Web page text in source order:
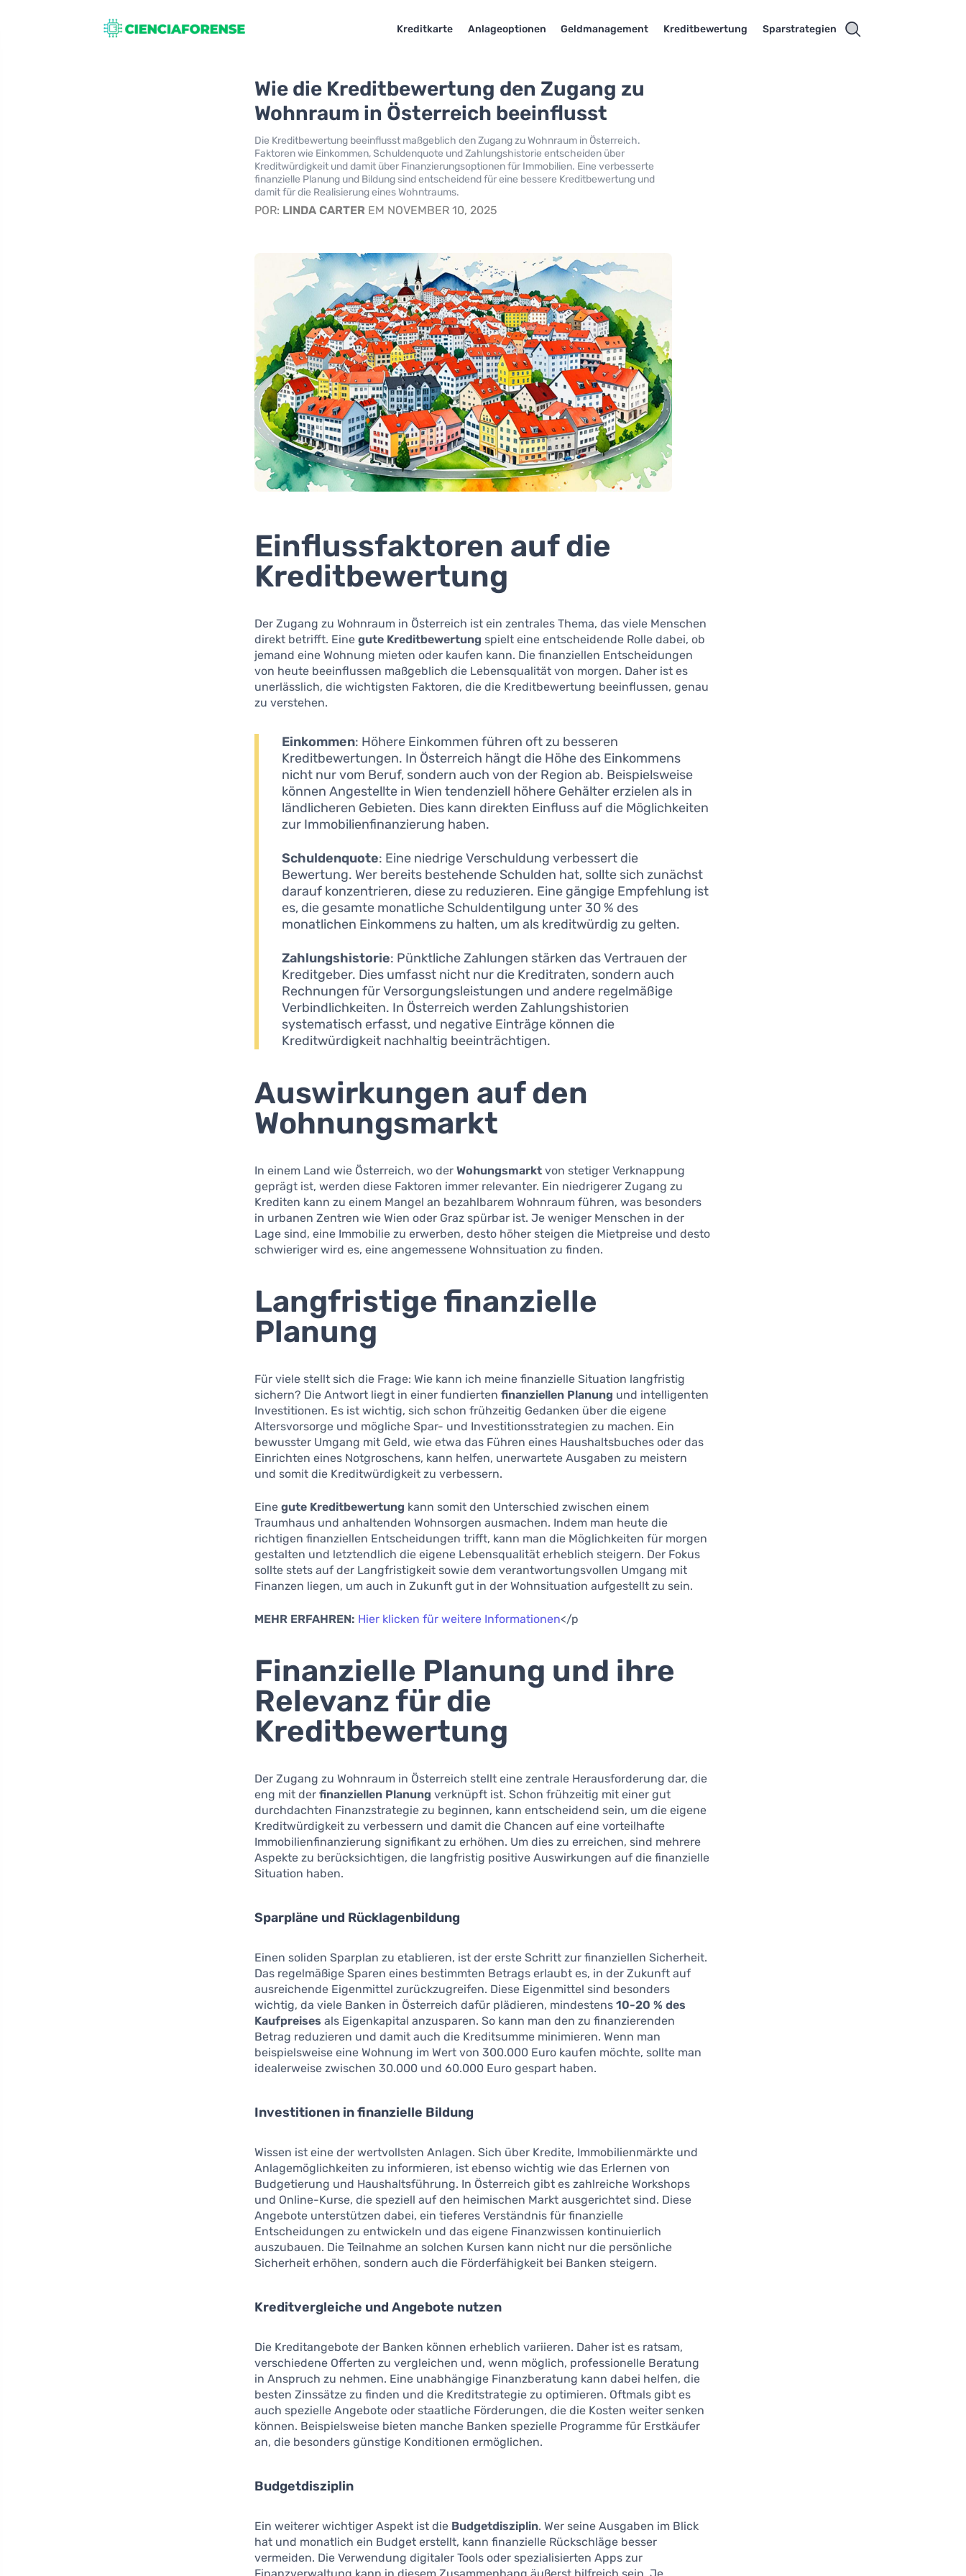
Kreditkarte Anlageoptionen Geldmanagement Kreditbewertung Sparstrategien
Wie die Kreditbewertung den Zugang zu
Wohnraum in Österreich beeinflusst
Die Kreditbewertung beeinflusst maßgeblich den Zugang zu Wohnraum in Österreich.
Faktoren wie Einkommen, Schuldenquote und Zahlungshistorie entscheiden über
Kreditwürdigkeit und damit über Finanzierungsoptionen für Immobilien. Eine verbesserte
finanzielle Planung und Bildung sind entscheidend für eine bessere Kreditbewertung und
damit für die Realisierung eines Wohntraums.
POR: LINDA CARTER EM NOVEMBER 10, 2025
Einflussfaktoren auf die
Kreditbewertung
Der Zugang zu Wohnraum in Österreich ist ein zentrales Thema, das viele Menschen
direkt betrifft. Einegute Kreditbewertung spielt eine entscheidende Rolle dabei, ob
jemand eine Wohnung mieten oder kaufen kann. Die finanziellen Entscheidungen
von heute beeinflussen maßgeblich die Lebensqualität von morgen. Daher ist es
unerlässlich, die wichtigsten Faktoren, die die Kreditbewertung beeinflussen, genau
zu verstehen.
Einkommen: Höhere Einkommen führen oft zu besseren
Kreditbewertungen. In Österreich hängt die Höhe des Einkommens
nicht nur vom Beruf, sondern auch von der Region ab. Beispielsweise
können Angestellte in Wien tendenziell höhere Gehälter erzielen als in
ländlicheren Gebieten. Dies kann direkten Einfluss auf die Möglichkeiten
zur Immobilienfinanzierung haben.
Schuldenquote: Eine niedrige Verschuldung verbessert die
Bewertung. Wer bereits bestehende Schulden hat, sollte sich zunächst
darauf konzentrieren, diese zu reduzieren. Eine gängige Empfehlung ist
es, die gesamte monatliche Schuldentilgung unter 30 % des
monatlichen Einkommens zu halten, um als kreditwürdig zu gelten.
Zahlungshistorie: Pünktliche Zahlungen stärken das Vertrauen der
Kreditgeber. Dies umfasst nicht nur die Kreditraten, sondern auch
Rechnungen für Versorgungsleistungen und andere regelmäßige
Verbindlichkeiten. In Österreich werden Zahlungshistorien
systematisch erfasst, und negative Einträge können die
Kreditwürdigkeit nachhaltig beeinträchtigen.
Auswirkungen auf den
Wohnungsmarkt
In einem Land wie Österreich, wo derWohungsmarkt von stetiger Verknappung
geprägt ist, werden diese Faktoren immer relevanter. Ein niedrigerer Zugang zu
Krediten kann zu einem Mangel an bezahlbarem Wohnraum führen, was besonders
in urbanen Zentren wie Wien oder Graz spürbar ist. Je weniger Menschen in der
Lage sind, eine Immobilie zu erwerben, desto höher steigen die Mietpreise und desto
schwieriger wird es, eine angemessene Wohnsituation zu finden.
Langfristige finanzielle
Planung
Für viele stellt sich die Frage: Wie kann ich meine finanzielle Situation langfristig
sichern? Die Antwort liegt in einer fundiertenfinanziellen Planung und intelligenten
Investitionen. Es ist wichtig, sich schon frühzeitig Gedanken über die eigene
Altersvorsorge und mögliche Spar- und Investitionsstrategien zu machen. Ein
bewusster Umgang mit Geld, wie etwa das Führen eines Haushaltsbuches oder das
Einrichten eines Notgroschens, kann helfen, unerwartete Ausgaben zu meistern
und somit die Kreditwürdigkeit zu verbessern.
Einegute Kreditbewertung kann somit den Unterschied zwischen einem
Traumhaus und anhaltenden Wohnsorgen ausmachen. Indem man heute die
richtigen finanziellen Entscheidungen trifft, kann man die Möglichkeiten für morgen
gestalten und letztendlich die eigene Lebensqualität erheblich steigern. Der Fokus
sollte stets auf der Langfristigkeit sowie dem verantwortungsvollen Umgang mit
Finanzen liegen, um auch in Zukunft gut in der Wohnsituation aufgestellt zu sein.
MEHR ERFAHREN: Hier klicken für weitere Informationen</p
Finanzielle Planung und ihre
Relevanz für die
Kreditbewertung
Der Zugang zu Wohnraum in Österreich stellt eine zentrale Herausforderung dar, die
eng mit derfinanziellen Planung verknüpft ist. Schon frühzeitig mit einer gut
durchdachten Finanzstrategie zu beginnen, kann entscheidend sein, um die eigene
Kreditwürdigkeit zu verbessern und damit die Chancen auf eine vorteilhafte
Immobilienfinanzierung signifikant zu erhöhen. Um dies zu erreichen, sind mehrere
Aspekte zu berücksichtigen, die langfristig positive Auswirkungen auf die finanzielle
Situation haben.
Sparpläne und Rücklagenbildung
Einen soliden Sparplan zu etablieren, ist der erste Schritt zur finanziellen Sicherheit.
Das regelmäßige Sparen eines bestimmten Betrags erlaubt es, in der Zukunft auf
ausreichende Eigenmittel zurückzugreifen. Diese Eigenmittel sind besonders
wichtig, da viele Banken in Österreich dafür plädieren, mindestens10-20 % des
Kaufpreises als Eigenkapital anzusparen. So kann man den zu finanzierenden
Betrag reduzieren und damit auch die Kreditsumme minimieren. Wenn man
beispielsweise eine Wohnung im Wert von 300.000 Euro kaufen möchte, sollte man
idealerweise zwischen 30.000 und 60.000 Euro gespart haben.
Investitionen in finanzielle Bildung
Wissen ist eine der wertvollsten Anlagen. Sich über Kredite, Immobilienmärkte und
Anlagemöglichkeiten zu informieren, ist ebenso wichtig wie das Erlernen von
Budgetierung und Haushaltsführung. In Österreich gibt es zahlreiche Workshops
und Online-Kurse, die speziell auf den heimischen Markt ausgerichtet sind. Diese
Angebote unterstützen dabei, ein tieferes Verständnis für finanzielle
Entscheidungen zu entwickeln und das eigene Finanzwissen kontinuierlich
auszubauen. Die Teilnahme an solchen Kursen kann nicht nur die persönliche
Sicherheit erhöhen, sondern auch die Förderfähigkeit bei Banken steigern.
Kreditvergleiche und Angebote nutzen
Die Kreditangebote der Banken können erheblich variieren. Daher ist es ratsam,
verschiedene Offerten zu vergleichen und, wenn möglich, professionelle Beratung
in Anspruch zu nehmen. Eine unabhängige Finanzberatung kann dabei helfen, die
besten Zinssätze zu finden und die Kreditstrategie zu optimieren. Oftmals gibt es
auch spezielle Angebote oder staatliche Förderungen, die die Kosten weiter senken
können. Beispielsweise bieten manche Banken spezielle Programme für Erstkäufer
an, die besonders günstige Konditionen ermöglichen.
Budgetdisziplin
Ein weiterer wichtiger Aspekt ist die Budgetdisziplin. Wer seine Ausgaben im Blick
hat und monatlich ein Budget erstellt, kann finanzielle Rückschläge besser
vermeiden. Die Verwendung digitaler Tools oder spezialisierten Apps zur
Finanzverwaltung kann in diesem Zusammenhang äußerst hilfreich sein. Je